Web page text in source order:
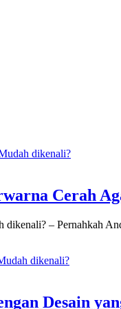
Cerah
– Pernahkah
Desain